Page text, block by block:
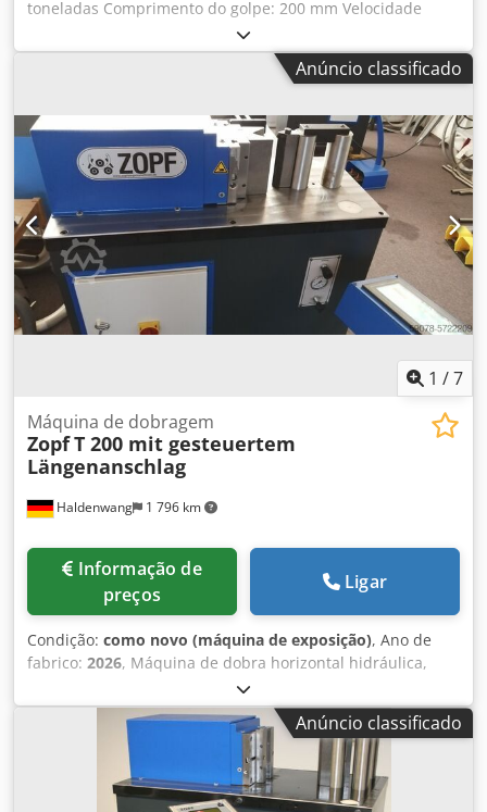
toneladas Comprimento do golpe: 200 mm Velocidade
máxima: 10 mm/seg. Velocidade de retorno: 20 mm/seg.
Mesa de trabalho: 480x1060 mm Altura de trabalho: 900
mm Tanque de óleo: 10 litros Altura máxima da peça: 200
48x4,0 mm *não com ferramentas padrão - Limitação
digital do curso e do curso de retorno. - Controlo NC. -
Pressão hidráulica ajustável - Velocidade de dobragem
ajustável - Mesa completamente fechada - O design ZOPF
permite a troca rápida de ferramentas sem perda de
precisão - O cilindro hidráulico é montado na mesa da
máquina pesada, para que não haja perda de precisão,
mesmo sob cargas elevadas. ocorre perda de precisão.
Dcedohgib Nopfx Amfok - Com o porta-ferramentas
universal e as diversas ferramentas, você pode trabalhar
Anúncio classificado
1 /7
Haldenwang 1 796 km
Máquina de dobragem
ZopfT 200 mit gesteuertem
Längenanschlag
preços
Ligar
Condição: como novo (máquina de exposição), Ano de
fabrico: 2026, Máquina de dobra horizontal hidráulica,
modelo Zopf - Modelo T 200 com batente - Batente de
comprimento programável de 1000 mm - Ano de
fabricação: 2026 Dcodpfegrydbox Amfjk - Máquina de
demonstração - Curso do pistão: 185 mm - Peso: 500 kg
Capacidade de dobra até perfis planos ST 37 de 200 x 12
mm (com ferramenta adequada) Com punção R 5 e matriz
Anúncio classificado